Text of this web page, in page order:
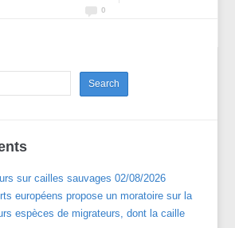
0
sur cailles sauvages 02/08/2026
européens propose un moratoire sur la
espèces de migrateurs, dont la caille